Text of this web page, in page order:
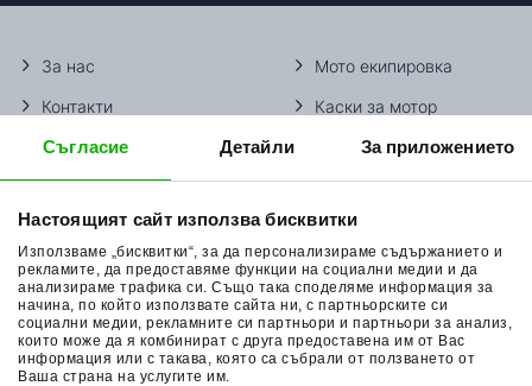
Съгласие Детайли За приложението
Настоящият сайт използва бисквитки
Използваме „бисквитки“, за да персонализираме съдържанието и
рекламите, да предоставяме функции на социални медии и да
анализираме трафика си. Също така споделяме информация за
начина, по който използвате сайта ни, с партньорските си
социални медии, рекламните си партньори и партньори за анализ,
които може да я комбинират с друга предоставена им от Вас
информация или с такава, която са събрали от ползването от
Ваша страна на услугите им.
За нас
Контакти
Методи доставка
Начини плащане
Връщане на стока
Общи условия
Поверителност
Политика за бисквитки
Мото екипировка
Каски за мотор
Ботуши за мотор
Гуми за мотор
Очила за мотор
Раници за мотор
Ръкавици за мотор
Части за мотор